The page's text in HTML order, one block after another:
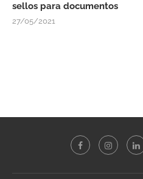
sellos para documentos
27/05/2021